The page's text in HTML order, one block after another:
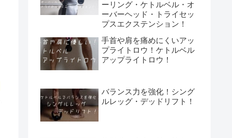
ーリング・ケトルベル・オ
ーバーヘッド・トライセッ
プスエクステンション！
手首や肩を痛めにくいアッ
プライトロウ！ケトルベル
アップライトロウ！
バランス力を強化！シング
ルレッグ・デッドリフト！